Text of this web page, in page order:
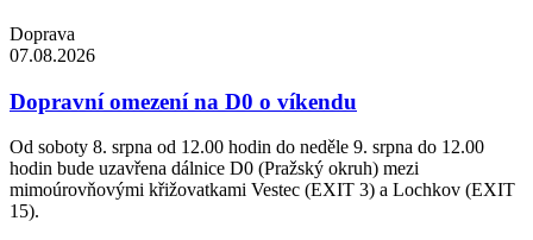
Doprava
07.08.2026
Dopravní omezení na D0 o víkendu
Od soboty 8. srpna od 12.00 hodin do neděle 9. srpna do 12.00
hodin bude uzavřena dálnice D0 (Pražský okruh) mezi
mimoúrovňovými křižovatkami Vestec (EXIT 3) a Lochkov (EXIT
15).